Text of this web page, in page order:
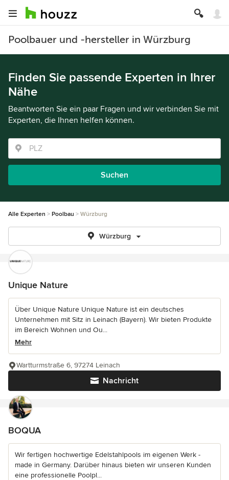
Poolbauer und -hersteller in Würzburg
Finden Sie passende Experten in Ihrer
Nähe
Beantworten Sie ein paar Fragen und wir verbinden Sie mit
Experten, die Ihnen helfen können.
Suchen
Alle Experten Poolbau Würzburg
Würzburg
Unique Nature
Über Unique Nature Unique Nature ist ein deutsches
Unternehmen mit Sitz in Leinach (Bayern). Wir bieten Produkte
im Bereich Wohnen und Ou...
Mehr
Nachricht
Wartturmstraße 6, 97274 Leinach
BOQUA
Wir fertigen hochwertige Edelstahlpools im eigenen Werk -
made in Germany. Darüber hinaus bieten wir unseren Kunden
eine professionelle Poolpl...